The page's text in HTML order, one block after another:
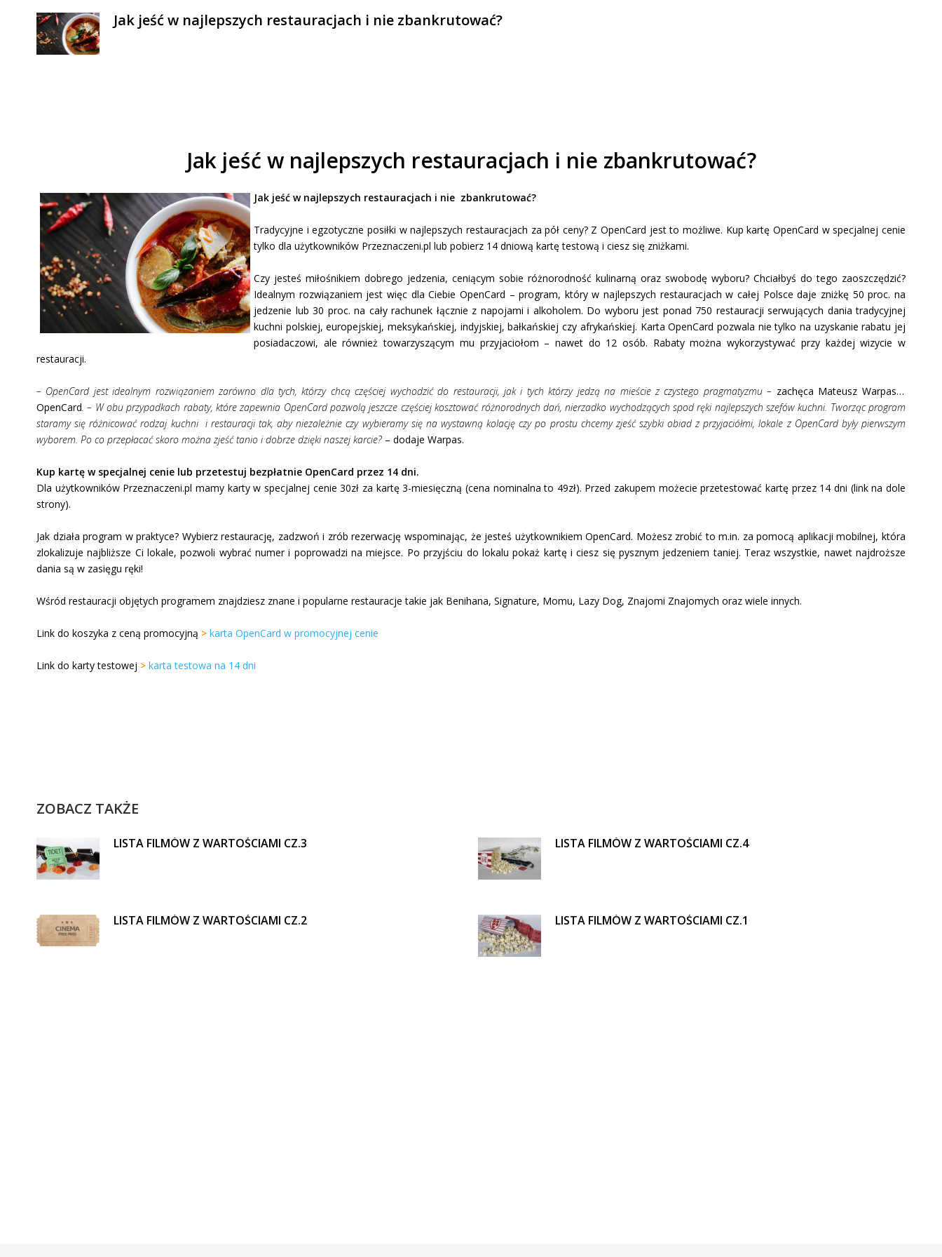
Jak jeść w najlepszych restauracjach i nie zbankrutować?
Jak jeść w najlepszych restauracjach i nie zbankrutować?
Jak jeść w najlepszych restauracjach i nie zbankrutować?
Tradycyjne i egzotyczne posiłki w najlepszych restauracjach za pół ceny? Z OpenCard jest to możliwe. Kup kartę OpenCard w specjalnej cenie
tylko dla użytkowników Przeznaczeni.pl lub pobierz 14 dniową kartę testową i ciesz się zniżkami.
Czy jesteś miłośnikiem dobrego jedzenia, ceniącym sobie różnorodność kulinarną oraz swobodę wyboru? Chciałbyś do tego zaoszczędzić?
Idealnym rozwiązaniem jest więc dla Ciebie OpenCard – program, który w najlepszych restauracjach w całej Polsce daje zniżkę 50 proc. na
jedzenie lub 30 proc. na cały rachunek łącznie z napojami i alkoholem. Do wyboru jest ponad 750 restauracji serwujących dania tradycyjnej
kuchni polskiej, europejskiej, meksykańskiej, indyjskiej, bałkańskiej czy afrykańskiej. Karta OpenCard pozwala nie tylko na uzyskanie rabatu jej
posiadaczowi, ale również towarzyszącym mu przyjaciołom – nawet do 12 osób. Rabaty można wykorzystywać przy każdej wizycie w
restauracji.
– OpenCard jest idealnym rozwiązaniem zarówno dla tych, którzy chcą częściej wychodzić do restauracji, jak i tych którzy jedzą na mieście z czystego pragmatyzmu – zachęca Mateusz Warpas z
OpenCard. – W obu przypadkach rabaty, które zapewnia OpenCard pozwolą jeszcze częściej kosztować różnorodnych dań, nierzadko wychodzących spod ręki najlepszych szefów kuchni. Tworząc program
staramy się różnicować rodzaj kuchni i restauracji tak, aby niezależnie czy wybieramy się na wystawną kolację czy po prostu chcemy zjeść szybki obiad z przyjaciółmi, lokale z OpenCard były pierwszym
wyborem. Po co przepłacać skoro można zjeść tanio i dobrze dzięki naszej karcie? – dodaje Warpas.
Kup kartę w specjalnej cenie lub przetestuj bezpłatnie OpenCard przez 14 dni.
Dla użytkowników Przeznaczeni.pl mamy karty w specjalnej cenie 30zł za kartę 3-miesięczną (cena nominalna to 49zł). Przed zakupem możecie przetestować kartę przez 14 dni (link na dole
strony).
Jak działa program w praktyce? Wybierz restaurację, zadzwoń i zrób rezerwację wspominając, że jesteś użytkownikiem OpenCard. Możesz zrobić to m.in. za pomocą aplikacji mobilnej, która
zlokalizuje najbliższe Ci lokale, pozwoli wybrać numer i poprowadzi na miejsce. Po przyjściu do lokalu pokaż kartę i ciesz się pysznym jedzeniem taniej. Teraz wszystkie, nawet najdroższe
dania są w zasięgu ręki!
Wśród restauracji objętych programem znajdziesz znane i popularne restauracje takie jak Benihana, Signature, Momu, Lazy Dog, Znajomi Znajomych oraz wiele innych.
Link do koszyka z ceną promocyjną > karta OpenCard w promocyjnej cenie
Link do karty testowej > karta testowa na 14 dni
ZOBACZ TAKŻE
LISTA FILMÓW Z WARTOŚCIAMI CZ.3 LISTA FILMÓW Z WARTOŚCIAMI CZ.4
LISTA FILMÓW Z WARTOŚCIAMI CZ.2 LISTA FILMÓW Z WARTOŚCIAMI CZ.1